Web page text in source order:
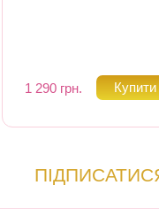
1 290 грн.